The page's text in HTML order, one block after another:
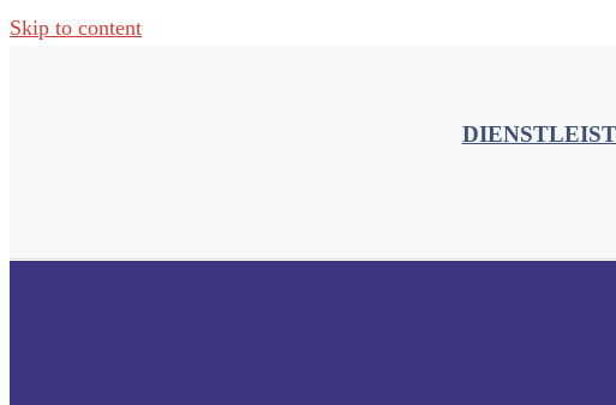
Skip to content